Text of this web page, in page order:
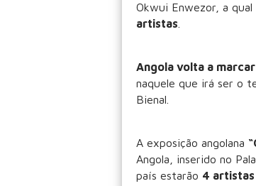
Okwui Enwezor, a
artistas
Angola volta a
naquele que irá ser o
Bienal.
A exposição angolana
Angola, inserido no
país estarão 4 artistas